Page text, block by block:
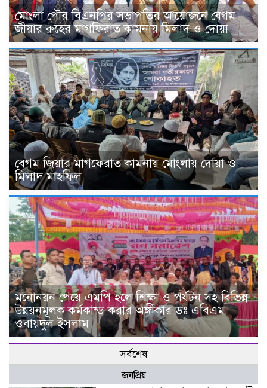
মোংলা পৌর বিএনপির সভাপতির আয়োজনে বেগম
জীয়ার রুহের মাগফিরাত কামনায় মিলাদ ও দোয়া
বেগম জিয়ার মাগফেরাত কামনায় মোংলায় দোয়া ও
মিলাদ মাহফিল
মনোনয়ন পেয়ে এমপি হলে শিক্ষা ও পর্যটন সহ বিভিন্ন
উন্নয়নমূলক কর্মকান্ড করার অঙ্গীকার ডঃ এবিএম
ওবায়দুল ইসলাম
সর্বশেষ
জনপ্রিয়